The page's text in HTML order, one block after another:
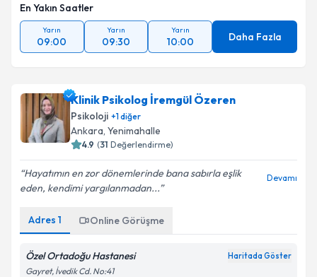
En Yakın Saatler
Yarın
09:00
Yarın
09:30
Yarın
10:00 Daha Fazla
Klinik Psikolog İremgül Özeren
Psikoloji +1diğer
Ankara, Yenimahalle
4.9 (31 Değerlendirme)
Hayatımın en zor dönemlerinde bana sabırla eşlik
eden, kendimi yargılanmadan...
Devamı
Adres 1 Online Görüşme
Özel Ortadoğu Hastanesi Haritada Göster
Gayret, İvedik Cd. No:41